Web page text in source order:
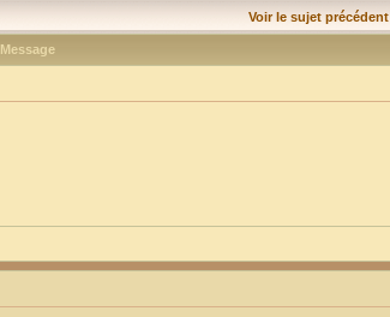
Voir le sujet précédent
Message